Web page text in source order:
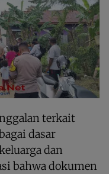
terkait
dasar
dan
bahwa dokumen